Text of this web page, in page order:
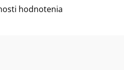
hodnotenia